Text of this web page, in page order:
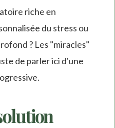
riche en
du stress ou
? Les "miracles"
de parler ici d'une